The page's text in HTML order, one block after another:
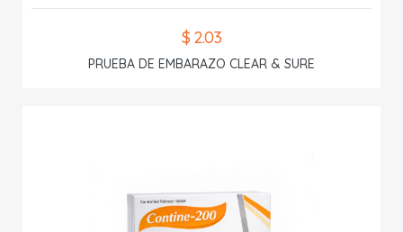
$ 2.03
PRUEBA DE EMBARAZO CLEAR & SURE